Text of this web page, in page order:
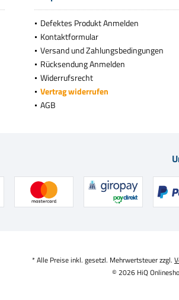
Defektes Produkt Anmelden
Kontaktformular
Versand und Zahlungsbedingungen
Rücksendung Anmelden
Widerrufsrecht
Vertrag widerrufen
AGB
* Alle Preise inkl. gesetzl. Mehrwertsteuer zzgl.
© 2026 HiQ